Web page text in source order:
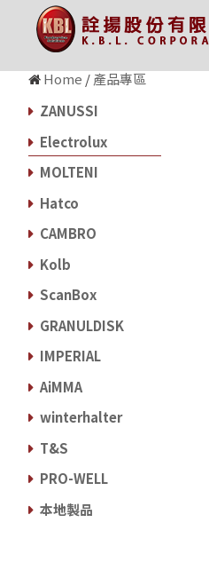
Home /產品專區
ZANUSSI
Electrolux
MOLTENI
Hatco
CAMBRO
Kolb
ScanBox
GRANULDISK
IMPERIAL
AiMMA
winterhalter
T&S
PRO-WELL
本地製品